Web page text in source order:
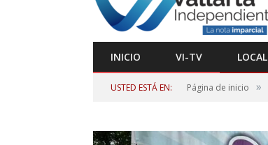
INICIO VI-TV LOCAL
USTED ESTÁ EN: Página de inicio »